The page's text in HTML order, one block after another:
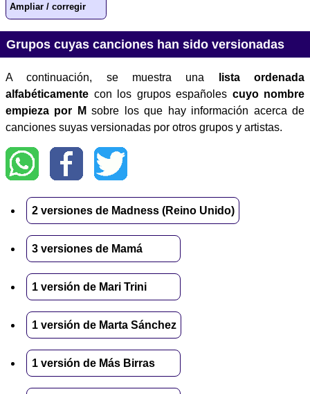
Ampliar / corregir
Grupos cuyas canciones han sido versionadas
A continuación, se muestra una
lista ordenada
alfabéticamente con los grupos españoles cuyo nombre
empieza por M sobre los que hay información acerca de
canciones suyas versionadas por otros grupos y artistas.
2 versiones de Madness (Reino Unido)
3 versiones de Mamá
1 versión de Mari Trini
1 versión de Marta Sánchez
1 versión de Más Birras